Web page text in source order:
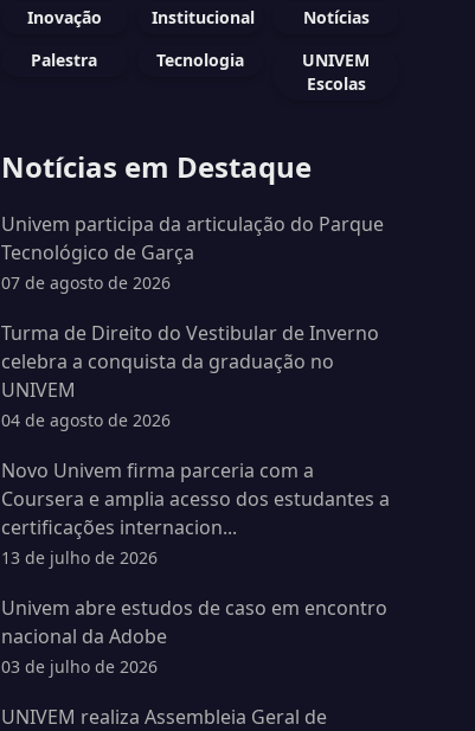
Inovação
Institucional
Notícias
Palestra
Tecnologia
UNIVEM
Escolas
Notícias em Destaque
Univem participa da articulação do Parque
Tecnológico de Garça
07 de agosto de 2026
Turma de Direito do Vestibular de Inverno
celebra a conquista da graduação no
UNIVEM
04 de agosto de 2026
Novo Univem firma parceria com a
Coursera e amplia acesso dos estudantes a
certificações internacion...
13 de julho de 2026
Univem abre estudos de caso em encontro
nacional da Adobe
03 de julho de 2026
UNIVEM realiza Assembleia Geral de